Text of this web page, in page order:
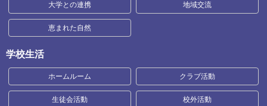
大学との連携 地域交流
恵まれた自然
学校生活
ホームルーム クラブ活動
生徒会活動 校外活動